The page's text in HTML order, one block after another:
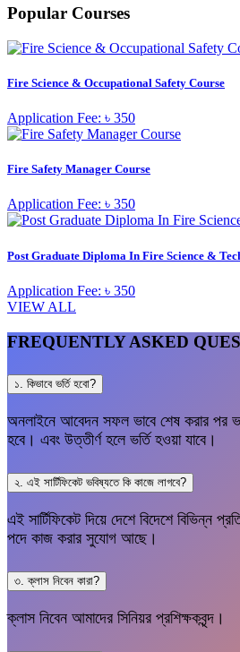
Popular Courses
Fire Science & Occupational Safety Course
Application Fee: ৳ 350
Fire Safety Manager Course
Application Fee: ৳ 350
Post Graduate Diploma In Fire Science &
Application Fee: ৳ 350
VIEW ALL
FREQUENTLY ASKED
১. কিভাবে ভর্তি হবো?
অনলাইনে আবেদন সফল ভাবে শেষ করার পর
হবে। এবং উত্তীর্ণ হলে ভর্তি হওয়া যাবে।
২. এই সার্টিফিকেট ভবিষ্যতে কি কাজে লাগবে?
এই সার্টিফিকেট দিয়ে দেশে বিদেশে বিভিন্ন
পদে কাজ করার সুযোগ আছে।
৩. ক্লাস নিবেন কারা?
ক্লাস নিবেন আমাদের সিনিয়র প্রশিক্ষকবৃন্দ।